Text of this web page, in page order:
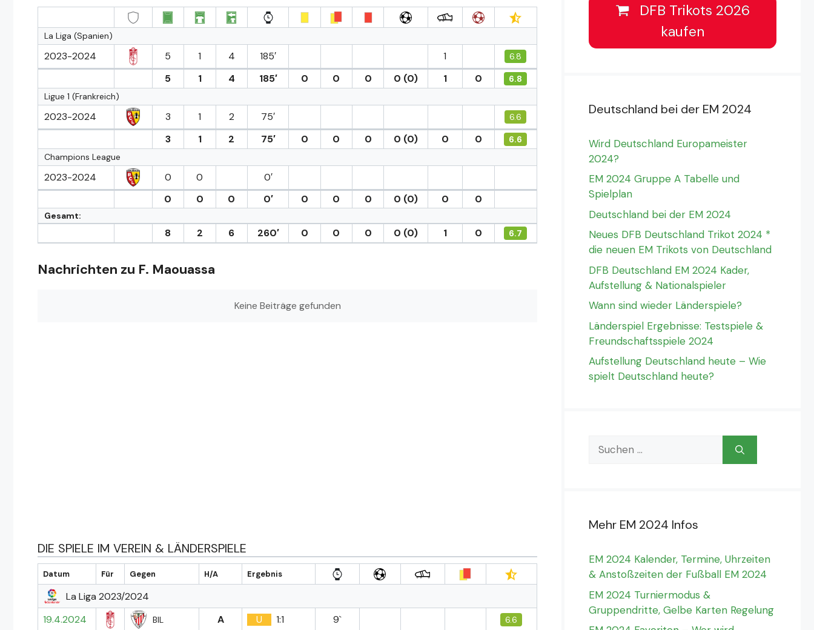
La Liga (Spanien)
2023-2024 5 1 4 185′ 1 6.8
5 1 4 185′ 0 0 0 0 (0) 1 0
6.8
Ligue 1 (Frankreich)
2023-2024 3 1 2 75′ 6.6
3 1 2 75′ 0 0 0 0 (0) 0 0
6.6
Champions League
2023-2024 0 0
0′
0
0 0 0′ 0 0 0 0 (0) 0 0
Gesamt:
8 2 6 260′ 0 0 0 0 (0) 1 0 6.7
Nachrichten zu F. Maouassa
Keine Beiträge gefunden
DIE SPIELE IM VEREIN & LÄNDERSPIELE
Datum Für Gegen H/A Ergebnis
La Liga 2023/2024
19.4.2024
BIL A U 1:1 9` 6.6
DFB Trikots 2026
kaufen
Deutschland bei der EM 2024
Wird Deutschland Europameister
2024?
EM 2024 Gruppe A Tabelle und
Spielplan
Deutschland bei der EM 2024
Neues DFB Deutschland Trikot 2024 *
die neuen EM Trikots von Deutschland
DFB Deutschland EM 2024 Kader,
Aufstellung & Nationalspieler
Wann sind wieder Länderspiele?
Länderspiel Ergebnisse: Testspiele &
Freundschaftsspiele 2024
Aufstellung Deutschland heute – Wie
spielt Deutschland heute?
Suchen
nach:
Mehr EM 2024 Infos
EM 2024 Kalender, Termine, Uhrzeiten
& Anstoßzeiten der Fußball EM 2024
EM 2024 Turniermodus &
Gruppendritte, Gelbe Karten Regelung